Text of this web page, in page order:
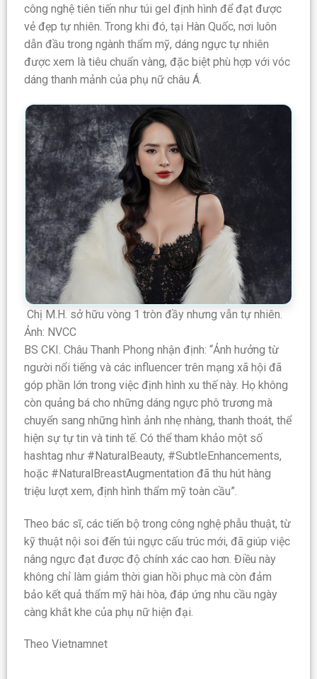
công nghệ tiên tiến như túi gel định hình để đạt được
vẻ đẹp tự nhiên. Trong khi đó, tại Hàn Quốc, nơi luôn
dẫn đầu trong ngành thẩm mỹ, dáng ngực tự nhiên
được xem là tiêu chuẩn vàng, đặc biệt phù hợp với vóc
dáng thanh mảnh của phụ nữ châu Á.
Chị M.H. sở hữu vòng 1 tròn đầy nhưng vẫn tự nhiên.
Ảnh: NVCC
BS CKI. Châu Thanh Phong nhận định: “Ảnh hưởng từ
người nổi tiếng và các influencer trên mạng xã hội đã
góp phần lớn trong việc định hình xu thế này. Họ không
còn quảng bá cho những dáng ngực phô trương mà
chuyển sang những hình ảnh nhẹ nhàng, thanh thoát, thể
hiện sự tự tin và tinh tế. Có thể tham khảo một số
hashtag như #NaturalBeauty, #SubtleEnhancements,
hoặc #NaturalBreastAugmentation đã thu hút hàng
triệu lượt xem, định hình thẩm mỹ toàn cầu”.
Theo bác sĩ, các tiến bộ trong công nghệ phẫu thuật, từ
kỹ thuật nội soi đến túi ngực cấu trúc mới, đã giúp việc
nâng ngực đạt được độ chính xác cao hơn. Điều này
không chỉ làm giảm thời gian hồi phục mà còn đảm
bảo kết quả thẩm mỹ hài hòa, đáp ứng nhu cầu ngày
càng khắt khe của phụ nữ hiện đại.
Theo Vietnamnet